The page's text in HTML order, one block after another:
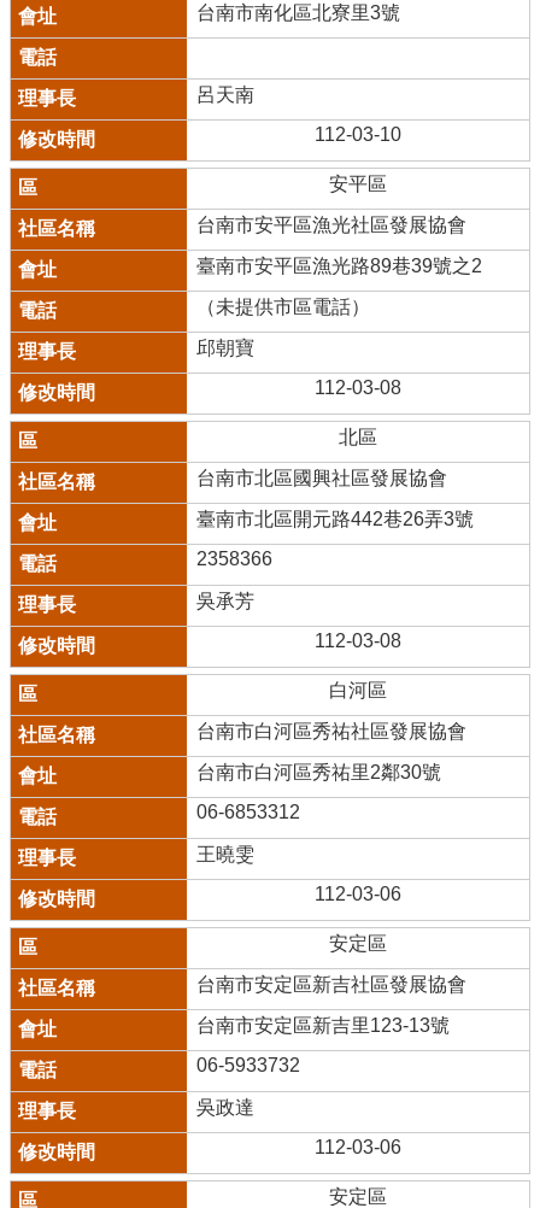
台南市南化區北寮里3號
呂天南
112-03-10
安平區
台南市安平區漁光社區發展協會
臺南市安平區漁光路89巷39號之2
（未提供市區電話）
邱朝寶
112-03-08
北區
台南市北區國興社區發展協會
臺南市北區開元路442巷26弄3號
2358366
吳承芳
112-03-08
白河區
台南市白河區秀祐社區發展協會
台南市白河區秀祐里2鄰30號
06-6853312
王曉雯
112-03-06
安定區
台南市安定區新吉社區發展協會
台南市安定區新吉里123-13號
06-5933732
吳政達
112-03-06
安定區